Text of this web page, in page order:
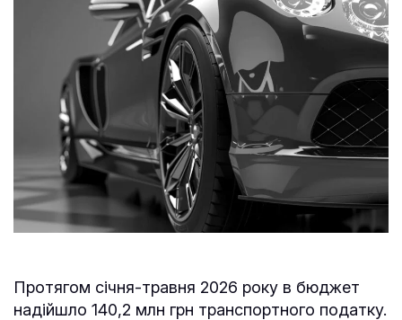
Протягом січня-травня 2026 року в бюджет
надійшло 140,2 млн грн транспортного податку.